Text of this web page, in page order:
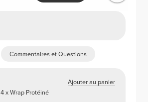
Commentaires et Questions
Ajouter au panier
4 x Wrap Protéiné